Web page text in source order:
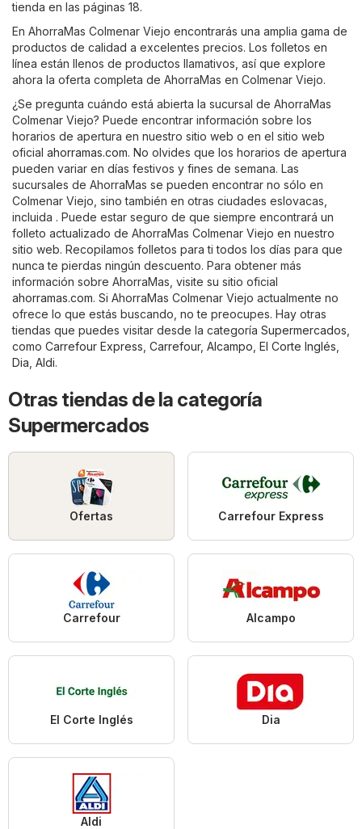
tienda en las páginas 18.
En AhorraMas Colmenar Viejo encontrarás una amplia gama de
productos de calidad a excelentes precios. Los folletos en
línea están llenos de productos llamativos, así que explore
ahora la oferta completa de AhorraMas en Colmenar Viejo.
¿Se pregunta cuándo está abierta la sucursal de AhorraMas
Colmenar Viejo? Puede encontrar información sobre los
horarios de apertura en nuestro sitio web o en el sitio web
oficial ahorramas.com. No olvides que los horarios de apertura
pueden variar en días festivos y fines de semana. Las
sucursales de AhorraMas se pueden encontrar no sólo en
Colmenar Viejo, sino también en otras ciudades eslovacas,
incluida . Puede estar seguro de que siempre encontrará un
folleto actualizado de AhorraMas Colmenar Viejo en nuestro
sitio web. Recopilamos folletos para ti todos los días para que
nunca te pierdas ningún descuento. Para obtener más
información sobre AhorraMas, visite su sitio oficial
ahorramas.com. Si AhorraMas Colmenar Viejo actualmente no
ofrece lo que estás buscando, no te preocupes. Hay otras
tiendas que puedes visitar desde la categoría Supermercados
como Carrefour Express Carrefour, Alcampo El Corte Inglés
Dia Aldi.
Otras tiendas de la categoría
Supermercados
Ofertas Carrefour Express
Carrefour Alcampo
El Corte Inglés Dia
Aldi